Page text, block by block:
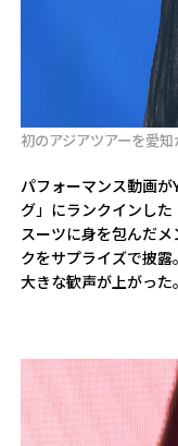
初のアジアツアーを愛
パフォーマンス動画
グ」にランクインし
スーツに身を包んだ
クをサプライズで披
大きな歓声が上がった。